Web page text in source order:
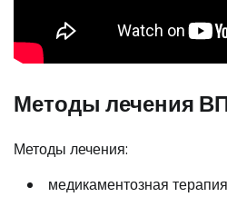
Методы лечения
Методы лечения:
медикаментозная